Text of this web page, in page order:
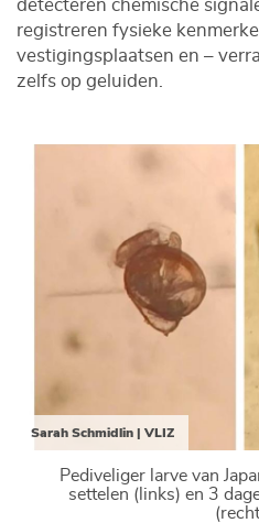
detecteren chemische
registreren fysieke
vestigingsplaatsen en –
zelfs op geluiden.
Sarah Schmidlin | VLIZ
Pediveliger larve van
settelen (links) en 3